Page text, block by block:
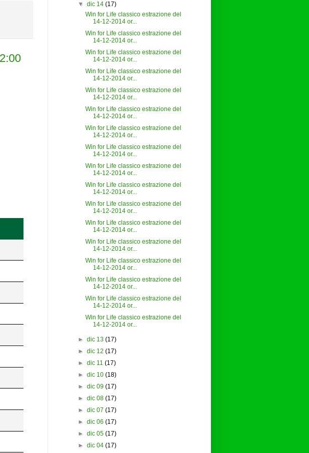
▼ dic 14 (17)
Win for Life classico estrazione del
14-12-2014 or...
Win for Life classico estrazione del
14-12-2014 or...
Win for Life classico estrazione del
14-12-2014 or...
Win for Life classico estrazione del
14-12-2014 or...
Win for Life classico estrazione del
14-12-2014 or...
Win for Life classico estrazione del
14-12-2014 or...
Win for Life classico estrazione del
14-12-2014 or...
Win for Life classico estrazione del
14-12-2014 or...
Win for Life classico estrazione del
14-12-2014 or...
Win for Life classico estrazione del
14-12-2014 or...
Win for Life classico estrazione del
14-12-2014 or...
Win for Life classico estrazione del
14-12-2014 or...
Win for Life classico estrazione del
14-12-2014 or...
Win for Life classico estrazione del
14-12-2014 or...
Win for Life classico estrazione del
14-12-2014 or...
Win for Life classico estrazione del
14-12-2014 or...
Win for Life classico estrazione del
14-12-2014 or...
► dic 13 (17)
► dic 12 (17)
► dic 11 (17)
► dic 10 (18)
► dic 09 (17)
► dic 08 (17)
► dic 07 (17)
► dic 06 (17)
► dic 05 (17)
► dic 04 (17)